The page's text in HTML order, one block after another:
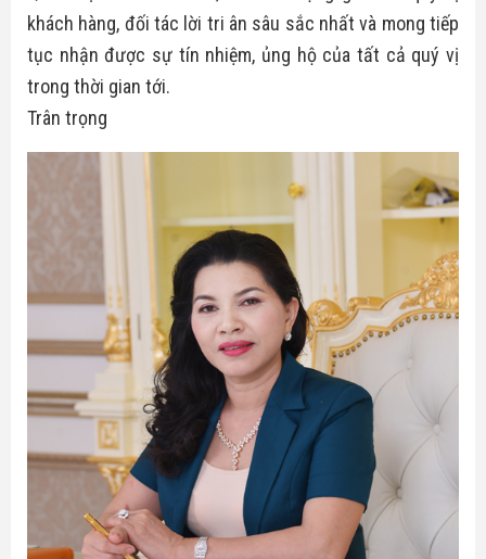
khách hàng, đối tác lời tri ân sâu sắc nhất và mong tiếp
tục nhận được sự tín nhiệm, ủng hộ của tất cả quý vị
trong thời gian tới.
Trân trọng